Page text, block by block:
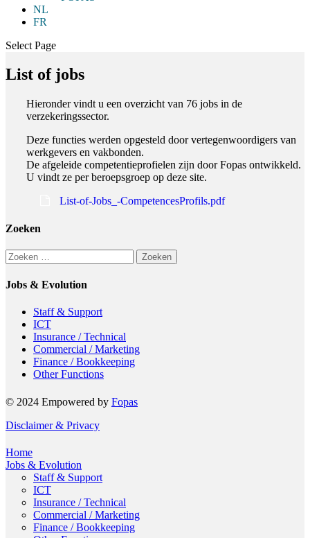
NL
FR
Select Page
List of jobs
Hieronder vindt u een overzicht van 76 jobs in de
verzekeringssector.
Deze functies werden opgesteld door vertegenwoordigers van
werkgevers en vakbonden.
De afgeleide competentieprofielen zijn door Fopas ontwikkeld.
U vindt ze per beroepsgroep op deze site.
List-of-Jobs_-CompetencesProfils.pdf
Zoeken
Zoeken
naar:
Jobs & Evolution
Staff & Support
ICT
Insurance / Technical
Commercial / Marketing
Finance / Bookkeeping
Other Functions
© 2024 Empowered by Fopas
Disclaimer & Privacy
Home
Jobs & Evolution
Staff & Support
ICT
Insurance / Technical
Commercial / Marketing
Finance / Bookkeeping